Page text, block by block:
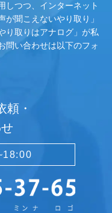
しつつ、インターネット
聞こえないやり取り」
り取りはアナログ」が私
問い合わせは以下のフォ
頼・